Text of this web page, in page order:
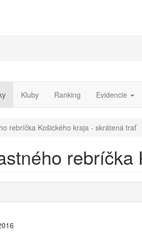
Kluby Ranking Evidencie
rebríčka Košického kraja - skrátená trať